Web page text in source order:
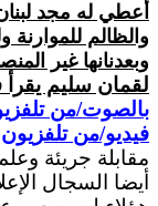
أعطي له مجد
والظالم
وبعدنانها غير
لقمان سليم
بالصوت/من
فيديو/من
مقابلة جريئة
أيضا السجال